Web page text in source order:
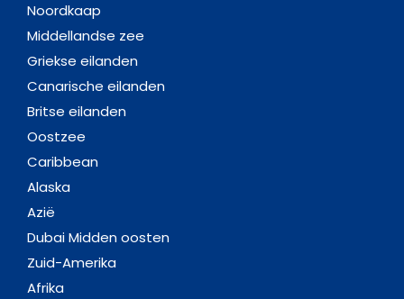
Noordkaap
Middellandse zee
Griekse eilanden
Canarische eilanden
Britse eilanden
Oostzee
Caribbean
Alaska
Azië
Dubai Midden oosten
Zuid-Amerika
Afrika